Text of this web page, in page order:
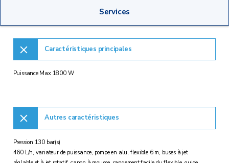
Services
Caractéristiques principales
Puissance Max 1800 W
Autres caractéristiques
Pression 130 bar(s)
460 L/h, variateur de puissance, pompe en alu, flexible 6 m, buses à jet